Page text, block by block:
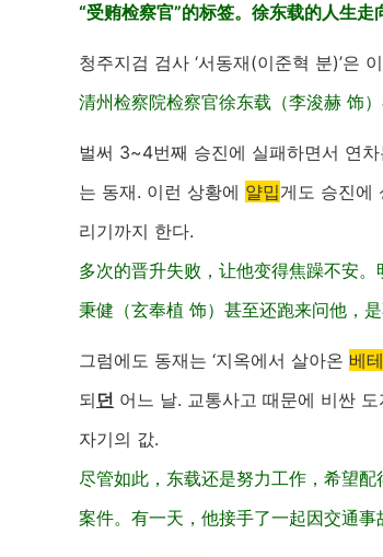
“受贿检察官”的标签。徐东载的人生走
청주지검 검사 ‘서동재(이준혁 분)’은
清州检察院检察官徐东载（李浚赫 饰
벌써 3~4번째 승진에 실패하면서 연
는 동재. 이런 상황에 얄밉게도 승진에
리기까지 한다.
多次的晋升失败，让他变得焦躁不安
秉健（玄奉植 饰）甚至还跑来问他，
그럼에도 동재는 ‘지옥에서 살아온 베
되 던 어느 날. 교통사고 때문에 비싼
자기의 값.
尽管如此，东载还是努力工作，希望
案件。有一天，他接手了一起因交通事